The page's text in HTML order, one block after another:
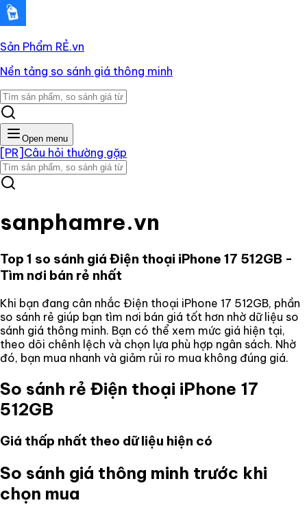
Sản Phẩm RẺ.vn
Nền tảng so sánh giá thông minh
Open menu
[PR] Câu hỏi thường gặp
sanphamre.vn
Top 1 so sánh giá Điện thoại iPhone 17 512GB -
Tìm nơi bán rẻ nhất
Khi bạn đang cân nhắc Điện thoại iPhone 17 512GB, phần
so sánh rẻ giúp bạn tìm nơi bán giá tốt hơn nhờ dữ liệu so
sánh giá thông minh. Bạn có thể xem mức giá hiện tại,
theo dõi chênh lệch và chọn lựa phù hợp ngân sách. Nhờ
đó, bạn mua nhanh và giảm rủi ro mua không đúng giá.
So sánh rẻ Điện thoại iPhone 17
512GB
Giá thấp nhất theo dữ liệu hiện có
So sánh giá thông minh trước khi
chọn mua